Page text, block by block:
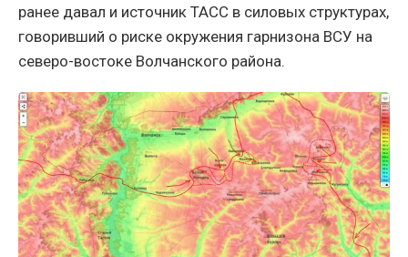
ранее давал и источник ТАСС в силовых структурах,
говоривший о риске окружения гарнизона ВСУ на
северо-востоке Волчанского района.